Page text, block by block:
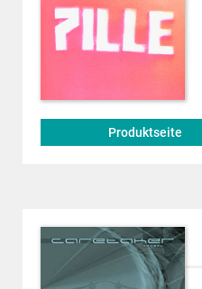
Produktseite